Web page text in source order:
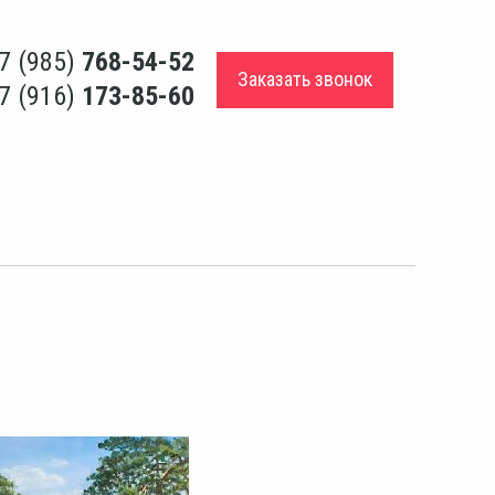
(985) 768-54-52
(916) 173-85-60
Заказать звонок